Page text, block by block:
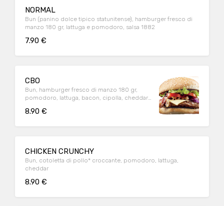
NORMAL
Bun (panino dolce tipico statunitense), hamburger fresco di
manzo 180 gr, lattuga e pomodoro, salsa 1882
7.90 €
CBO
Bun, hamburger fresco di manzo 180 gr,
pomodoro, lattuga, bacon, cipolla, cheddar,
8.90 €
CHICKEN CRUNCHY
Bun, cotoletta di pollo* croccante, pomodoro, lattuga,
cheddar
8.90 €